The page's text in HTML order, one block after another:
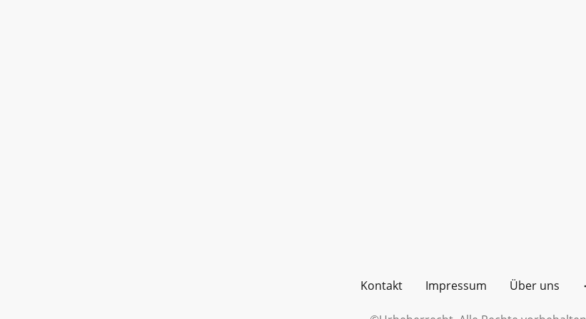
Kontakt Impressum Über uns